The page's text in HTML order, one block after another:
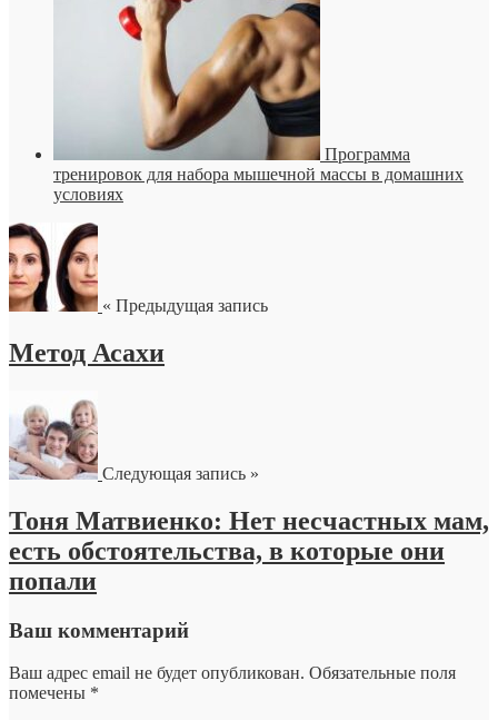
Программа
тренировок для набора мышечной массы в домашних
условиях
« Предыдущая запись
Метод Асахи
Следующая запись »
Тоня Матвиенко: Нет несчастных мам,
есть обстоятельства, в которые они
попали
Ваш комментарий
Ваш адрес email не будет опубликован. Обязательные поля
помечены *